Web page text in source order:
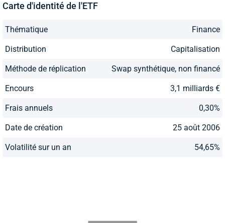
Carte d'identité de l'ETF
Thématique Finance
Distribution Capitalisation
Méthode de réplication Swap synthétique, non financé
Encours 3,1 milliards €
Frais annuels 0,30%
Date de création 25 août 2006
Volatilité sur un an 54,65%